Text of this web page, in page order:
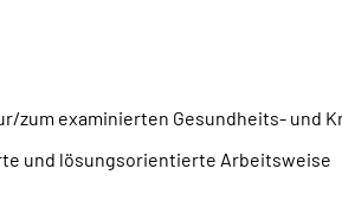
zum examinierten Gesundheits-
und lösungsorientierte Arbeitsweise